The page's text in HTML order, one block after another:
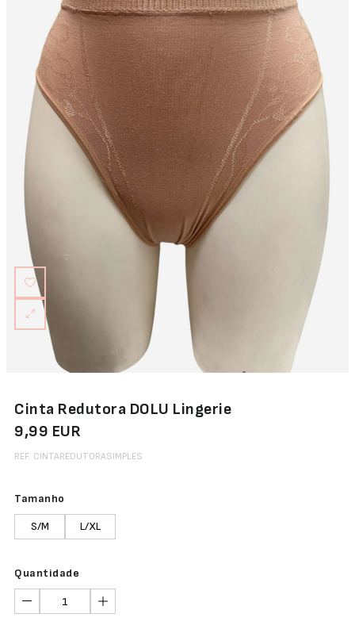
Cinta Redutora DOLU Lingerie
9,99 EUR
REF. CINTAREDUTORASIMPLES
Tamanho
S/M L/XL
Quantidade